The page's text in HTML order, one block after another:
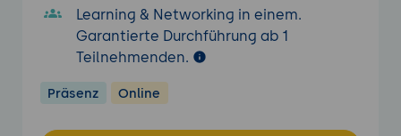
Learning & Networking in einem.
Garantierte Durchführung ab 1
Teilnehmenden.
Präsenz Online